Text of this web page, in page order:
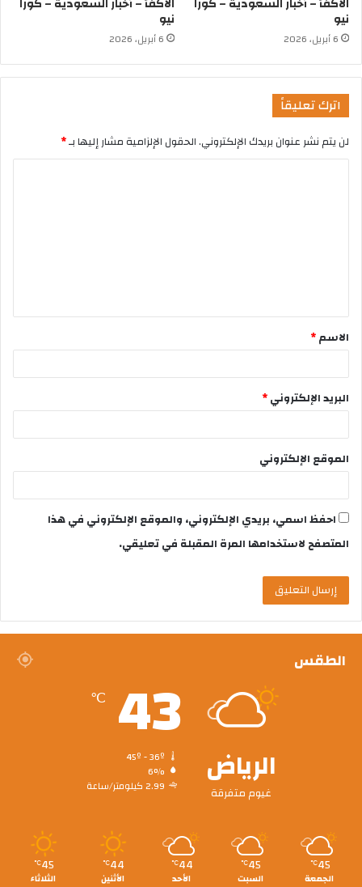
نيو
6 أبريل، 2026
نيو
6 أبريل، 2026
اترك تعليقاً
لن يتم نشر عنوان بريدك الإلكتروني.الحقول الإلزامية مشار إليها بـ*
الاسم*
البريد الإلكتروني*
الموقع الإلكتروني
احفظ اسمي، بريدي الإلكتروني، والموقع الإلكتروني في هذا
المتصفح لاستخدامها المرة المقبلة في تعليقي.
الطقس
الرياض
غيوم متفرقة
43
℃
6%
2.99 كيلومتر/ساعة
45
℃
الجمعة
45
℃
السبت
44
℃
الأحد
44
℃
الأثنين
45
℃
الثلاثاء